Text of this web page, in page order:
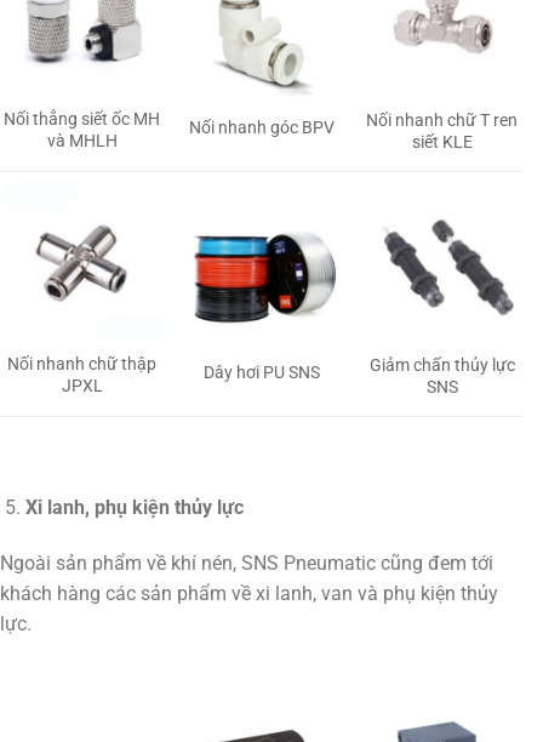
Nối thẳng siết ốc MH
và MHLH
Nối nhanh góc BPV
Nối nhanh chữ T ren
siết KLE
Nối nhanh chữ thập
JPXL
Dây hơi PU SNS
Giảm chấn thủy lực
SNS
Xi lanh, phụ kiện thủy lực
Ngoài sản phẩm về khí nén, SNS Pneumatic cũng đem tới
khách hàng các sản phẩm về xi lanh, van và phụ kiện thủy
lực.